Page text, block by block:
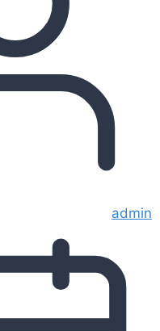
admin